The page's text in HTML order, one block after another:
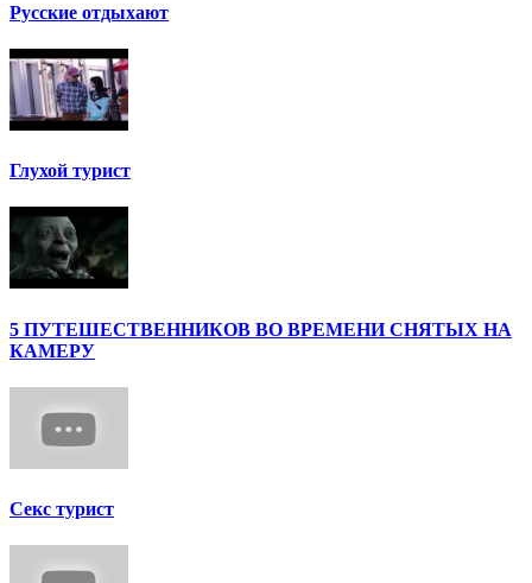
Русские отдыхают
Глухой турист
5 ПУТЕШЕСТВЕННИКОВ ВО ВРЕМЕНИ СНЯТЫХ НА
КАМЕРУ
Секс турист